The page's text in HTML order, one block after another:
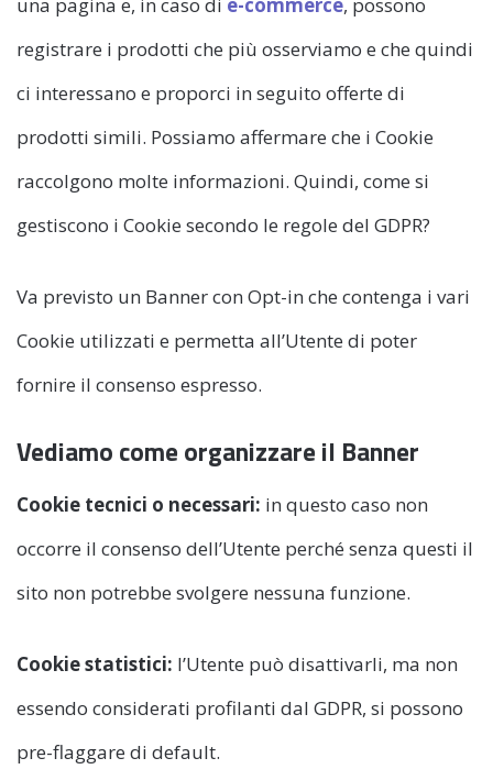
registrare i prodotti che più osserviamo e che quindi
ci interessano e proporci in seguito offerte di
prodotti simili. Possiamo affermare che i Cookie
raccolgono molte informazioni. Quindi, come si
gestiscono i Cookie secondo le regole del GDPR?
Va previsto un Banner con Opt-in che contenga i vari
Cookie utilizzati e permetta all’Utente di poter
fornire il consenso espresso.
Vediamo come organizzare il Banner
Cookie tecnici o necessari: in questo caso non
occorre il consenso dell’Utente perché senza questi il
sito non potrebbe svolgere nessuna funzione.
Cookie statistici: l’Utente può disattivarli, ma non
essendo considerati profilanti dal GDPR, si possono
pre-flaggare di default.